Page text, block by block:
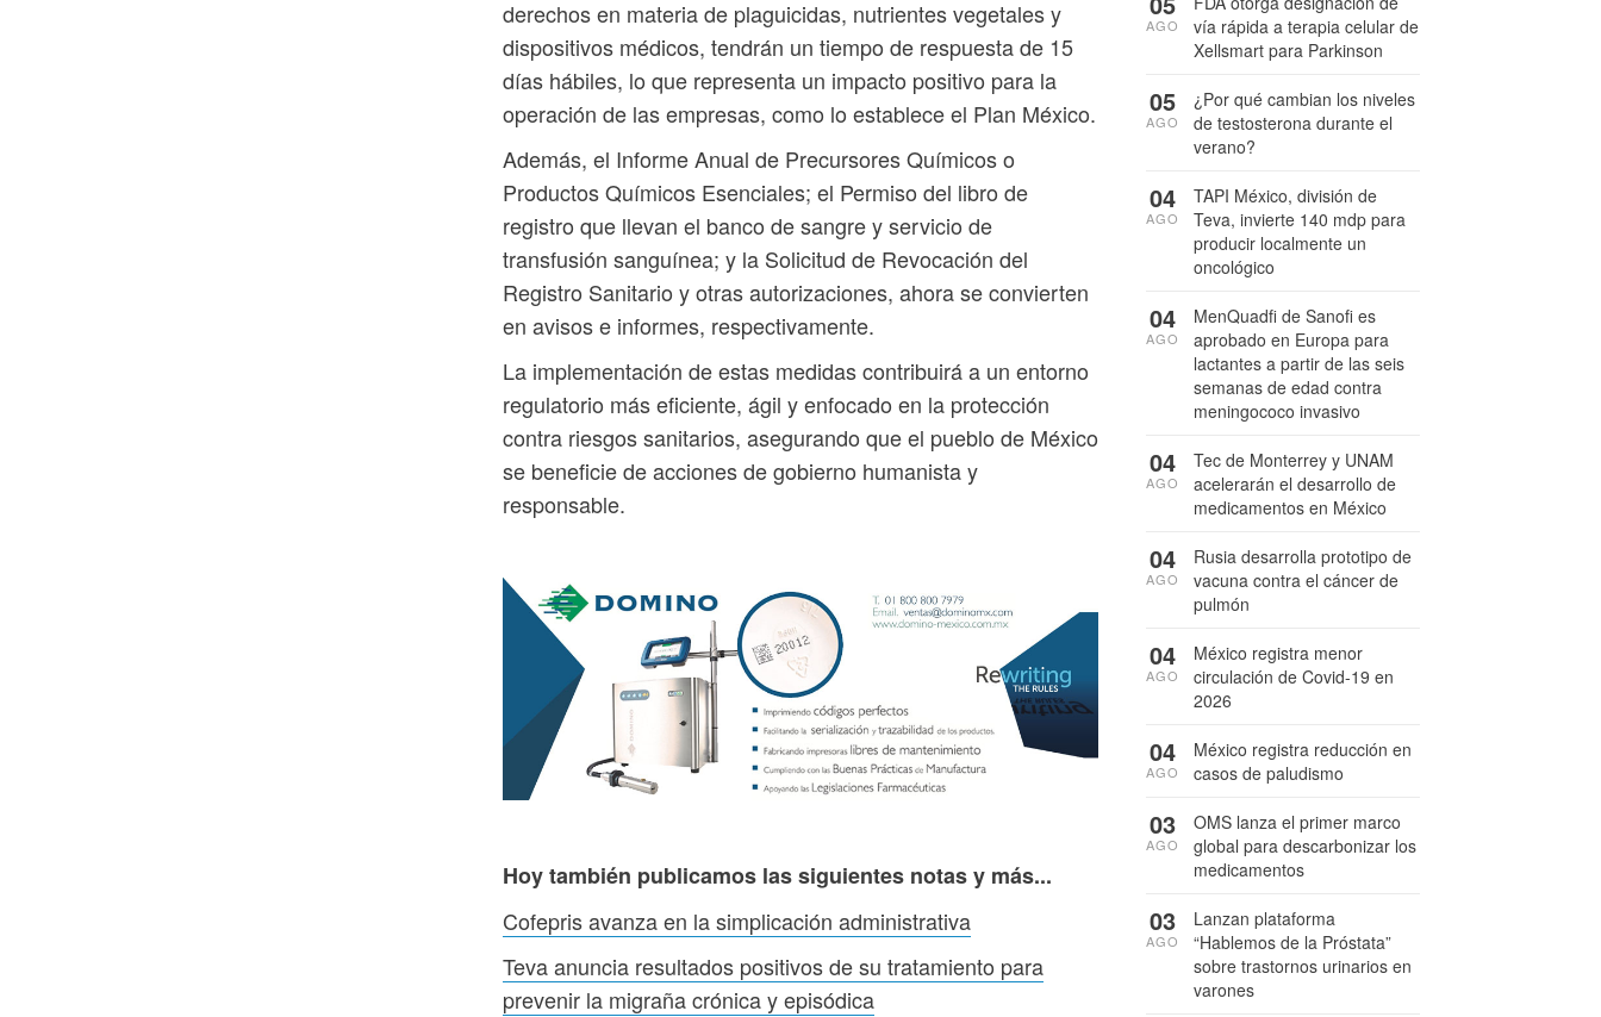
derechos en materia de plaguicidas, nutrientes vegetales y
dispositivos médicos, tendrán un tiempo de respuesta de 15
días hábiles, lo que representa un impacto positivo para la
operación de las empresas, como lo establece el Plan México.
Además, el Informe Anual de Precursores Químicos o
Productos Químicos Esenciales; el Permiso del libro de
registro que llevan el banco de sangre y servicio de
transfusión sanguínea; y la Solicitud de Revocación del
Registro Sanitario y otras autorizaciones, ahora se convierten
en avisos e informes, respectivamente.
La implementación de estas medidas contribuirá a un entorno
regulatorio más eficiente, ágil y enfocado en la protección
contra riesgos sanitarios, asegurando que el pueblo de México
se beneficie de acciones de gobierno humanista y
responsable.
Hoy también publicamos las siguientes notas y más...
Cofepris avanza en la simplicación administrativa
Teva anuncia resultados positivos de su tratamiento para
prevenir la migraña crónica y episódica
vía rápida a terapia celular de
Xellsmart para Parkinson
AGO
¿Por qué cambian los niveles
de testosterona durante el
verano?
05
AGO
TAPI México, división de
Teva, invierte 140 mdp para
producir localmente un
oncológico
04
AGO
MenQuadfi de Sanofi es
aprobado en Europa para
lactantes a partir de las seis
semanas de edad contra
meningococo invasivo
04
AGO
Tec de Monterrey y UNAM
acelerarán el desarrollo de
medicamentos en México
04
AGO
Rusia desarrolla prototipo de
vacuna contra el cáncer de
pulmón
04
AGO
México registra menor
circulación de Covid-19 en
2026
04
AGO
México registra reducción en
casos de paludismo
04
AGO
OMS lanza el primer marco
global para descarbonizar los
medicamentos
03
AGO
Lanzan plataforma
“Hablemos de la Próstata”
sobre trastornos urinarios en
varones
03
AGO